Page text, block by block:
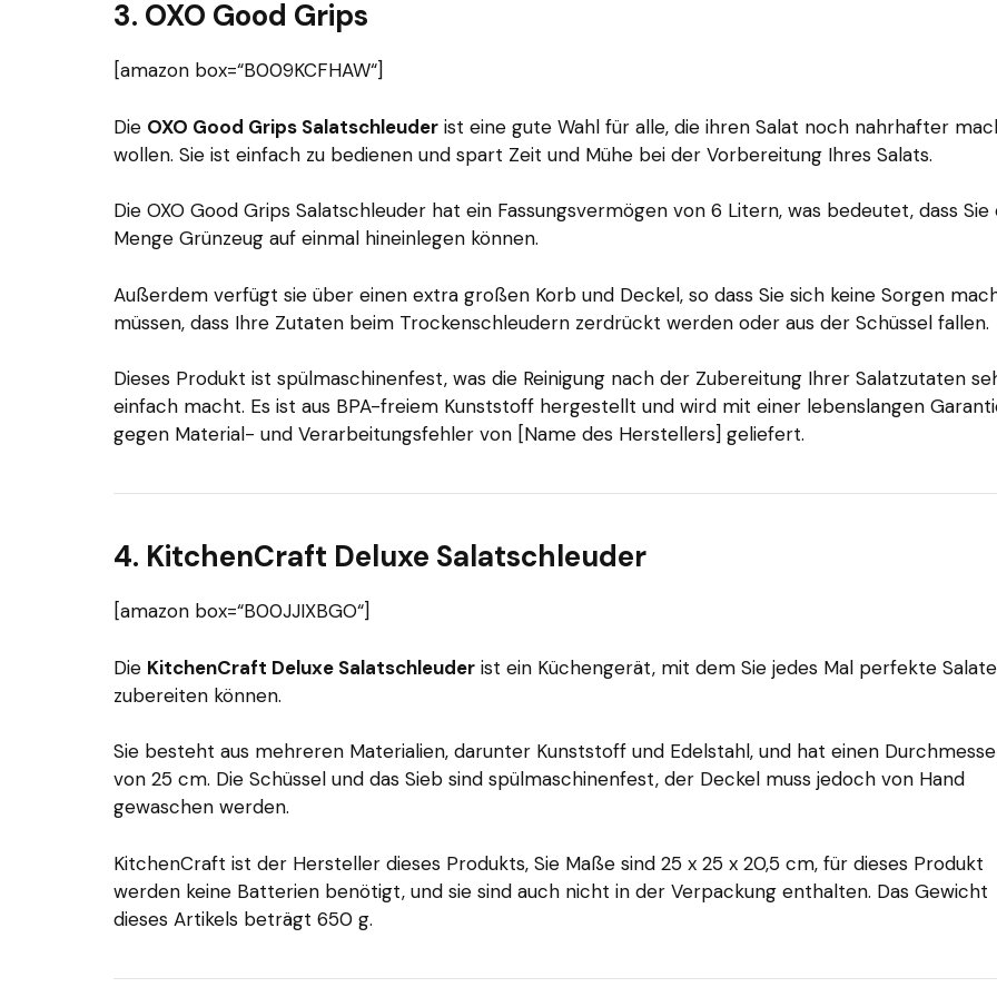
3. OXO Good Grips
[amazon box=“B009KCFHAW“]
Die OXO Good Grips Salatschleuder ist eine gute Wahl für alle, die ihren Salat noch nahrhafter
wollen. Sie ist einfach zu bedienen und spart Zeit und Mühe bei der Vorbereitung Ihres Salats.
Die OXO Good Grips Salatschleuder hat ein Fassungsvermögen von 6 Litern, was bedeutet, dass Sie
Menge Grünzeug auf einmal hineinlegen können.
Außerdem verfügt sie über einen extra großen Korb und Deckel, so dass Sie sich keine Sorgen
müssen, dass Ihre Zutaten beim Trockenschleudern zerdrückt werden oder aus der Schüssel fallen.
Dieses Produkt ist spülmaschinenfest, was die Reinigung nach der Zubereitung Ihrer Salatzutaten
einfach macht. Es ist aus BPA-freiem Kunststoff hergestellt und wird mit einer lebenslangen
gegen Material- und Verarbeitungsfehler von [Name des Herstellers] geliefert.
4. KitchenCraft Deluxe Salatschleuder
[amazon box=“B00JJIXBGO“]
Die KitchenCraft Deluxe Salatschleuder ist ein Küchengerät, mit dem Sie jedes Mal perfekte Salate
zubereiten können.
Sie besteht aus mehreren Materialien, darunter Kunststoff und Edelstahl, und hat einen
von 25 cm. Die Schüssel und das Sieb sind spülmaschinenfest, der Deckel muss jedoch von Hand
gewaschen werden.
KitchenCraft ist der Hersteller dieses Produkts, Sie Maße sind 25 x 25 x 20,5 cm, für dieses Produkt
werden keine Batterien benötigt, und sie sind auch nicht in der Verpackung enthalten. Das Gewicht
dieses Artikels beträgt 650 g.